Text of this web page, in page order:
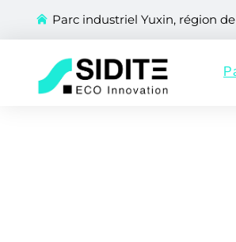
Parc industriel Yuxin, région